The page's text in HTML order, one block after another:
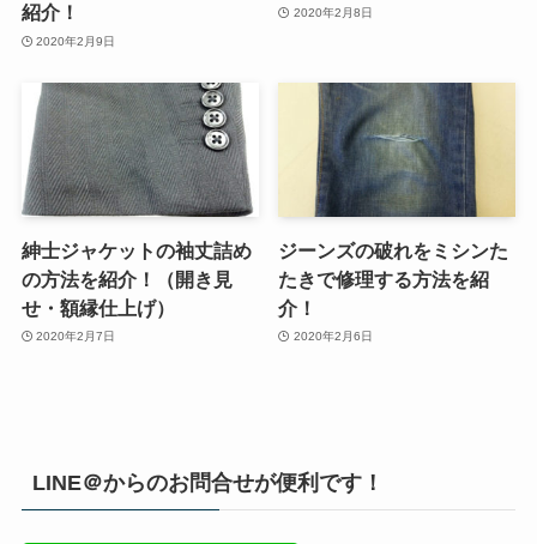
紹介！
2020年2月9日
2020年2月8日
紳士ジャケットの袖丈詰め
の方法を紹介！（開き見
せ・額縁仕上げ）
2020年2月7日
ジーンズの破れをミシンた
たきで修理する方法を紹
介！
2020年2月6日
LINE＠からのお問合せが便利です！